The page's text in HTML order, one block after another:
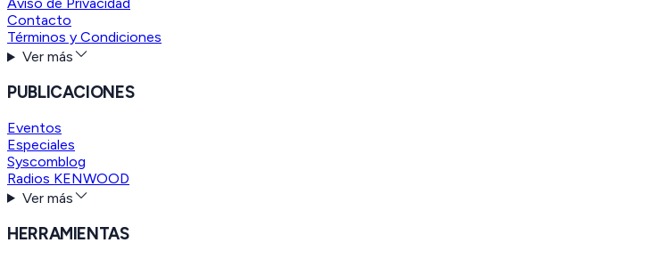
Aviso de Privacidad
Contacto
Términos y Condiciones
Ver más
PUBLICACIONES
Eventos
Especiales
Syscomblog
Radios KENWOOD
Ver más
HERRAMIENTAS